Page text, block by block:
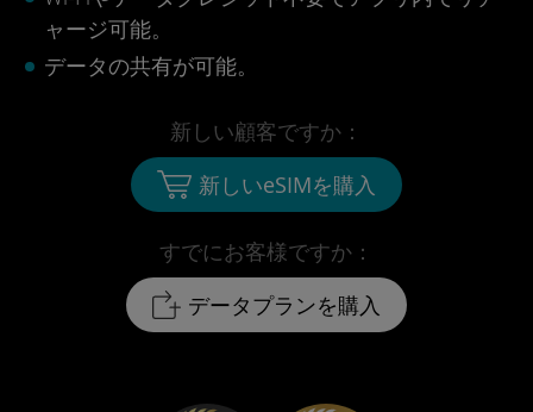
ャージ可能。
データの共有が可能。
すでにお客様ですか：
データプランを購入
新しい顧客ですか：
新しいeSIMを購入